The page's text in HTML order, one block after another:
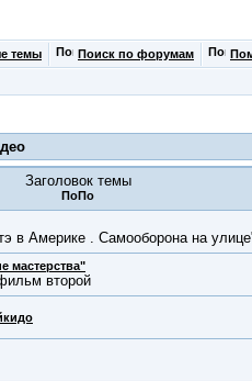
темы Поиск по форумам
Заголовок темы
в Америке . Самооборона на
мастерства"
второй